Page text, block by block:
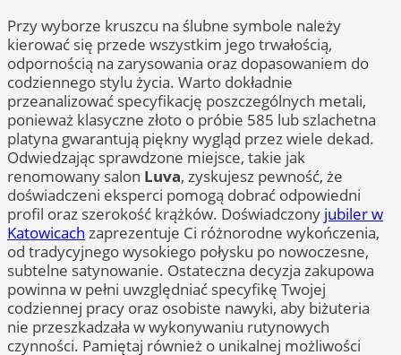
Przy wyborze kruszcu na ślubne symbole należy
kierować się przede wszystkim jego trwałością,
odpornością na zarysowania oraz dopasowaniem do
codziennego stylu życia. Warto dokładnie
przeanalizować specyfikację poszczególnych metali,
ponieważ klasyczne złoto o próbie 585 lub szlachetna
platyna gwarantują piękny wygląd przez wiele dekad.
Odwiedzając sprawdzone miejsce, takie jak
renomowany salon Luva, zyskujesz pewność, że
doświadczeni eksperci pomogą dobrać odpowiedni
profil oraz szerokość krążków. Doświadczony jubiler w
Katowicach zaprezentuje Ci różnorodne wykończenia,
od tradycyjnego wysokiego połysku po nowoczesne,
subtelne satynowanie. Ostateczna decyzja zakupowa
powinna w pełni uwzględniać specyfikę Twojej
codziennej pracy oraz osobiste nawyki, aby biżuteria
nie przeszkadzała w wykonywaniu rutynowych
czynności. Pamiętaj również o unikalnej możliwości